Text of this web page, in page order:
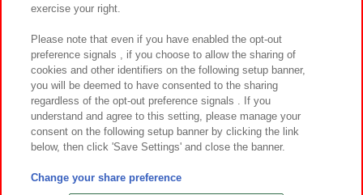
お取引先さまとともに
カスタマーハラスメント対応方針 よくあるご質問・お問い合わせ
©Bandai Namco Amusement Inc.
©Bandai Namco Amusement Lab Inc.
exercise your right.
Please note that even if you have enabled the opt-out
preference signals , if you choose to allow the sharing of
cookies and other identifiers on the following setup banner,
you will be deemed to have consented to the sharing
regardless of the opt-out preference signals . If you
understand and agree to this setting, please manage your
consent on the following setup banner by clicking the link
below, then click 'Save Settings' and close the banner.
Change your share preference